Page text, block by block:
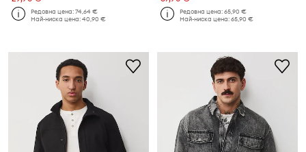
Редовна цена:74,64 €
Най-ниска цена:40,90 €
Редовна цена:65,90 €
Най-ниска цена:65,90 €